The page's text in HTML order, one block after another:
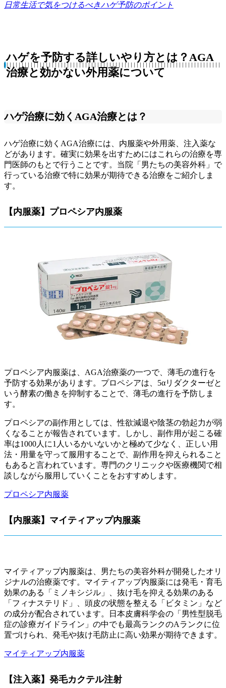
日常生活で気をつけるべきハゲ予防のポイント
ハゲを予防する詳しいやり方とは？AGA
治療と効かない外用薬について
ハゲ治療に効くAGA治療とは？
ハゲ治療に効くAGA治療には、内服薬や外用薬、注入薬な
どがあります。確実に効果を出すためにはこれらの治療を専
門医師のもとで行うことです。当院「男たちの美容外科」で
行っている治療で特に効果が期待できる治療をご紹介しま
す。
【内服薬】プロペシア内服薬
プロペシア内服薬は、AGA治療薬の一つで、薄毛の進行を
予防する効果があります。プロペシアは、5αリダクターゼと
いう酵素の働きを抑制することで、薄毛の進行を予防しま
す。
プロペシアの副作用としては、性欲減退や陰茎の勃起力が弱
くなることが報告されています。しかし、副作用が起こる確
率は1000人に1人いるかいないかと極めて少なく、正しい用
法・用量を守って服用することで、副作用を抑えられること
もあると言われています。専門のクリニックや医療機関で相
談しながら服用していくことをおすすめします。
プロペシア内服薬
【内服薬】マイティアップ内服薬
マイティアップ内服薬は、男たちの美容外科が開発したオリ
ジナルの治療薬です。マイティアップ内服薬には発毛・育毛
効果のある「ミノキシジル」、抜け毛を抑える効果のある
「フィナステリド」、頭皮の状態を整える「ビタミン」など
の成分が配合されています。日本皮膚科学会の「男性型脱毛
症の診療ガイドライン」の中でも最高ランクのAランクに位
置づけられ、発毛や抜け毛防止に高い効果が期待できます。
マイティアップ内服薬
【注入薬】発毛カクテル注射